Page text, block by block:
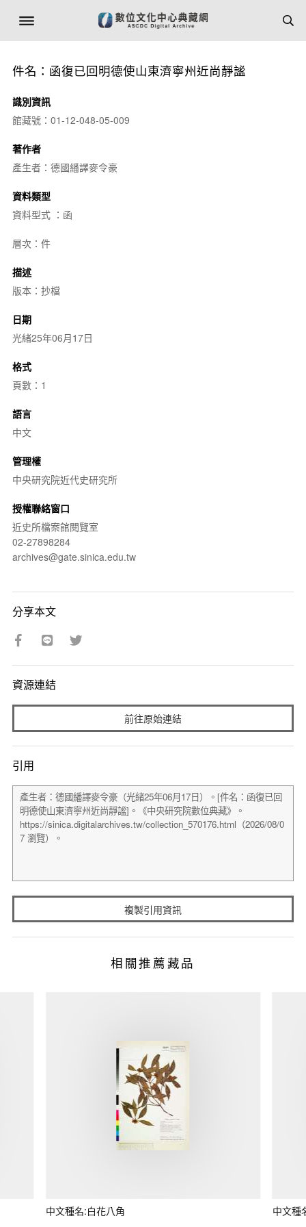
件名：函復已回明德使山東濟寧州近尚靜謐
識別資訊
館藏號：01-12-048-05-009
著作者
產生者：德國繙譯麥令豪
資料類型
資料型式 ：函
層次：件
描述
版本：抄檔
日期
光緒25年06月17日
格式
頁數：1
語言
中文
管理權
中央研究院近代史研究所
授權聯絡窗口
近史所檔案館閱覽室
02-27898284
archives@gate.sinica.edu.tw
分享本文
資源連結
前往原始連結
引用
複製引用資訊
相關推薦藏品
中文種名:白花八角 中文種